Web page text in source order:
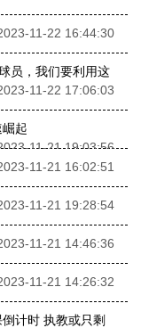
11-22 16:44:30
员，我们要利用这
11-22 17:06:03
起
11-21 19:03:56
11-21 16:02:51
11-21 19:28:54
11-21 14:46:36
11-21 14:26:32
计时 执教或只剩